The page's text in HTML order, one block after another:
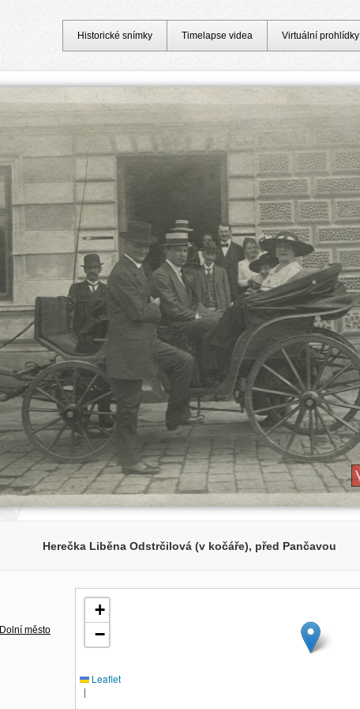
Herečka Liběna Odstrčilová (v kočáře), před Pančavou
Dolní město
+
−
Leaflet
|
Historické snímky Timelapse videa Virtuální prohlídky